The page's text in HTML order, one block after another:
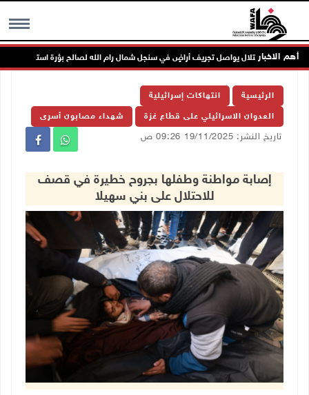
MENU أهم الاخبارالاحتلال يواصل تجريف أراضٍ في سنجل شمال رام الله لصالح بؤرة استعمارية
الرئيسية انتهاكات إسرائيلية
العدوان الاسرائيلي على قطاع غزة شهداء مصابون أسرى
تاريخ النشر: 19/11/2025 09:26 ص
إصابة مواطنة وطفلها بجروح خطيرة في قصف
للاحتلال على بني سهيلا